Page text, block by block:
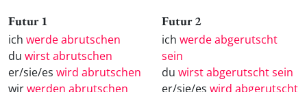
Futur 1
ich werde abrutschen
du wirst abrutschen
er/sie/es wird abrutschen
wirwerden abrutschen
Futur 2
ich werde abgerutscht
sein
du wirst abgerutscht sein
er/sie/es wird abgerutscht